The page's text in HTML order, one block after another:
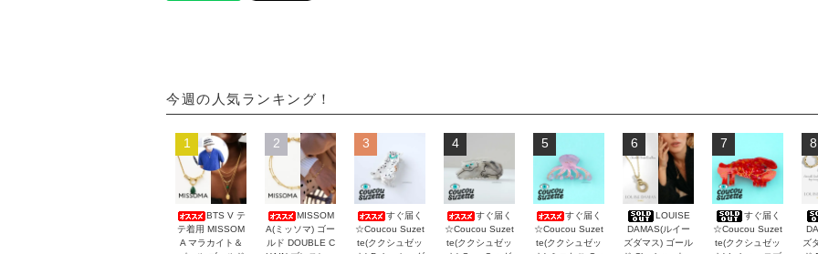
今週の人気ランキング！
1
BTS V テ
テ着用 MISSOM
A マラカイト＆
2
MISSOM
A(ミッソマ) ゴー
ルド DOUBLE C
3
すぐ届く
☆Coucou Suzet
te(ククシュゼッ
4
すぐ届く
☆Coucou Suzet
te(ククシュゼッ
5
すぐ届く
☆Coucou Suzet
te(ククシュゼッ
6
LOUISE
DAMAS(ルイー
ズダマス) ゴール
7
すぐ届く
☆Coucou Suzet
te(ククシュゼッ
8
ズ